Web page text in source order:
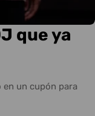
que ya
un cupón para